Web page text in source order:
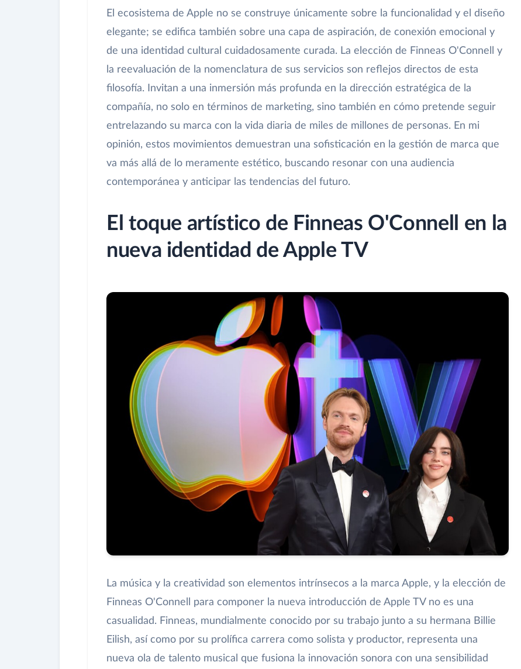
El ecosistema de Apple no se construye únicamente sobre la funcionalidad y el diseño
elegante; se edifica también sobre una capa de aspiración, de conexión emocional y
de una identidad cultural cuidadosamente curada. La elección de Finneas O'Connell y
la reevaluación de la nomenclatura de sus servicios son reflejos directos de esta
filosofía. Invitan a una inmersión más profunda en la dirección estratégica de la
compañía, no solo en términos de marketing, sino también en cómo pretende seguir
entrelazando su marca con la vida diaria de miles de millones de personas. En mi
opinión, estos movimientos demuestran una sofisticación en la gestión de marca que
va más allá de lo meramente estético, buscando resonar con una audiencia
contemporánea y anticipar las tendencias del futuro.
El toque artístico de Finneas O'Connell en la
nueva identidad de Apple TV
La música y la creatividad son elementos intrínsecos a la marca Apple, y la elección de
Finneas O'Connell para componer la nueva introducción de Apple TV no es una
casualidad. Finneas, mundialmente conocido por su trabajo junto a su hermana Billie
Eilish, así como por su prolífica carrera como solista y productor, representa una
nueva ola de talento musical que fusiona la innovación sonora con una sensibilidad